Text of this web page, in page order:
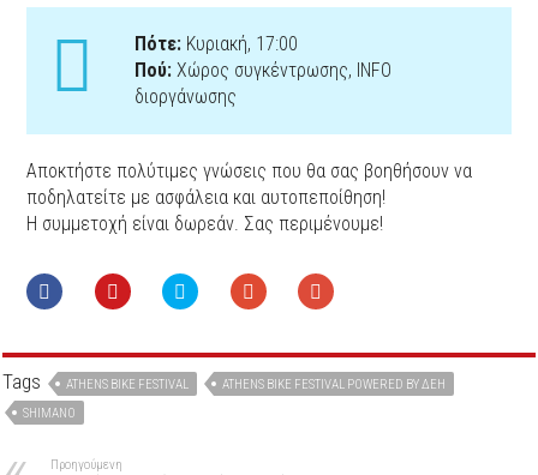
Πότε: Κυριακή, 17:00
Πού: Χώρος συγκέντρωσης, ΙNFO
διοργάνωσης
Αποκτήστε πολύτιμες γνώσεις που θα σας βοηθήσουν να
ποδηλατείτε με ασφάλεια και αυτοπεποίθηση!
Η συμμετοχή είναι δωρεάν. Σας περιμένουμε!
Tags ATHENS BIKE FESTIVAL
ATHENS BIKE FESTIVAL POWERED BY ΔΕΗ
SHIMANO
Προηγούμενη